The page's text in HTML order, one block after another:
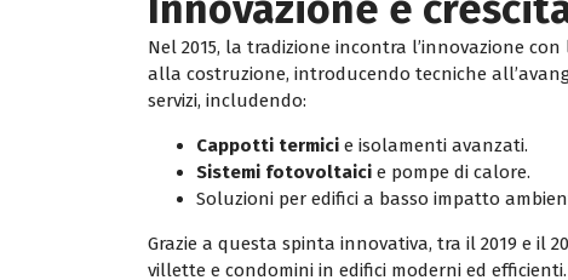
Nel 2015, la tradizione incontra l’innovazione con
alla costruzione, introducendo tecniche
servizi, includendo:
Cappotti termici e isolamenti avanzati.
Sistemi fotovoltaici e pompe di calore.
Soluzioni per edifici a basso impatto
Grazie a questa spinta innovativa, tra il 2019 e il
villette e condomini in edifici moderni ed efficienti.